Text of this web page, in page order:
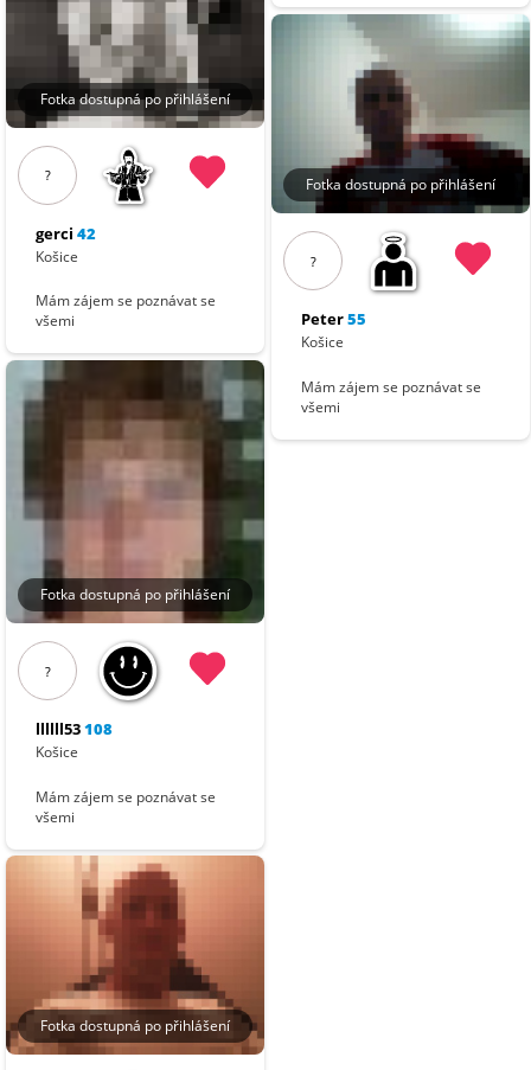
Fotka dostupná po přihlášení
?
gerci 42
Košice
Mám zájem se poznávat se
všemi
Fotka dostupná po přihlášení
?
llllll53108
Košice
Mám zájem se poznávat se
všemi
Fotka dostupná po přihlášení
Fotka dostupná po přihlášení
?
Peter55
Košice
Mám zájem se poznávat se
všemi